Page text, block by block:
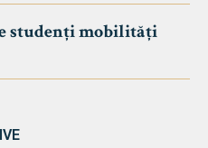
studenți mobilități